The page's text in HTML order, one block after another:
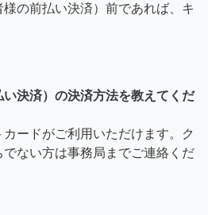
の前払い決済）前であれば、キ
決済）の決済方法を教えてくだ
ードがご利用いただけます。ク
ない方は事務局までご連絡くだ